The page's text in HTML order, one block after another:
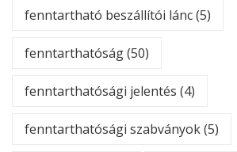
fenntartható beszállítói lánc(5)
fenntarthatóság(50)
fenntarthatósági jelentés (4)
fenntarthatósági szabványok(5)